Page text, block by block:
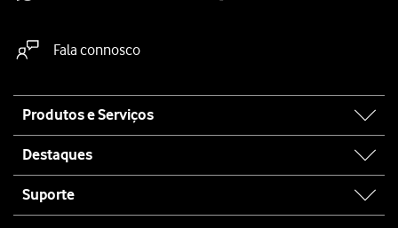
Fala connosco
map
Produtos e Serviços
Destaques
Suporte